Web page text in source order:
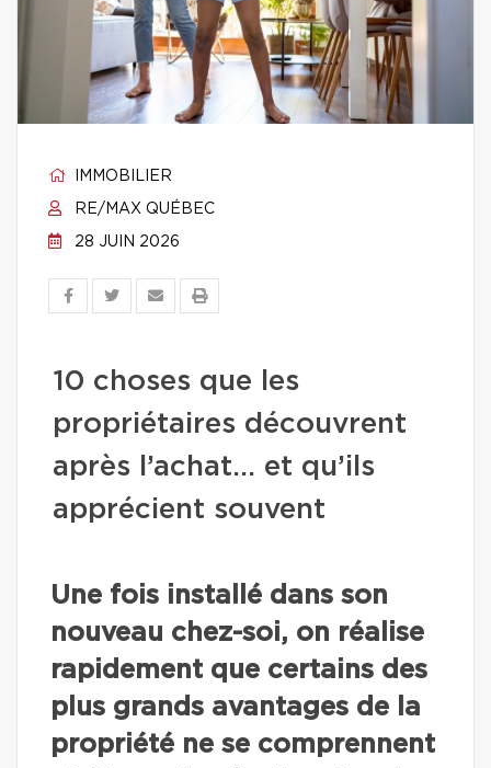
IMMOBILIER
RE/MAX QUÉBEC
28 JUIN 2026
10 choses que les
propriétaires découvrent
après l’achat… et qu’ils
apprécient souvent
Une fois installé dans son
nouveau chez-soi, on réalise
rapidement que certains des
plus grands avantages de la
propriété ne se comprennent